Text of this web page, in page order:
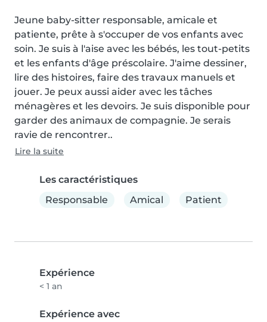
Jeune baby-sitter responsable, amicale et
patiente, prête à s'occuper de vos enfants avec
soin. Je suis à l'aise avec les bébés, les tout-petits
et les enfants d'âge préscolaire. J'aime dessiner,
lire des histoires, faire des travaux manuels et
jouer. Je peux aussi aider avec les tâches
ménagères et les devoirs. Je suis disponible pour
garder des animaux de compagnie. Je serais
ravie de rencontrer..
Lire la suite
Les caractéristiques
Responsable
Amical Patient
Expérience
< 1 an
Expérience avec